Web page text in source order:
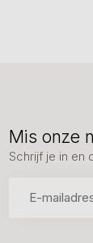
Mis onze
Schrijf je in en